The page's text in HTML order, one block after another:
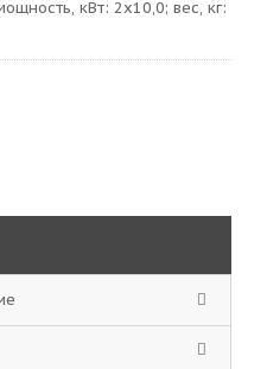
кВт: 2х10,0; вес, кг: